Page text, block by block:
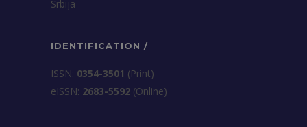
Srbija
IDENTIFICATION /
ISSN: 0354-3501 (Print)
еISSN: 2683-5592 (Online)